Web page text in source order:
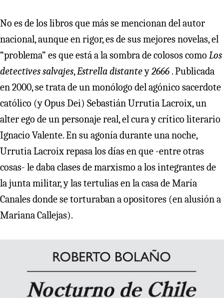
No es de los libros que más se mencionan del autor
nacional, aunque en rigor, es de sus mejores novelas, el
“problema” es que está a la sombra de colosos como Los
detectives salvajes,Estrella distantey2666 . Publicada
en 2000, se trata de un monólogo del agónico sacerdote
católico (y Opus Dei) Sebastián Urrutia Lacroix, un
alter ego de un personaje real, el cura y crítico literario
Ignacio Valente. En su agonía durante una noche,
Urrutia Lacroix repasa los días en que -entre otras
cosas- le daba clases de marxismo a los integrantes de
la junta militar, y las tertulias en la casa de María
Canales donde se torturaban a opositores (en alusión a
Mariana Callejas).